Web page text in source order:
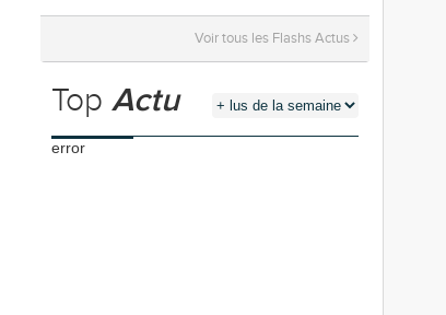
Voir tous les Flashs Actus
Top Actu
error